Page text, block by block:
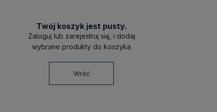
Twój koszyk jest pusty.
Zaloguj lub zarejestruj się, i dodaj
wybrane produkty do koszyka
Wróć